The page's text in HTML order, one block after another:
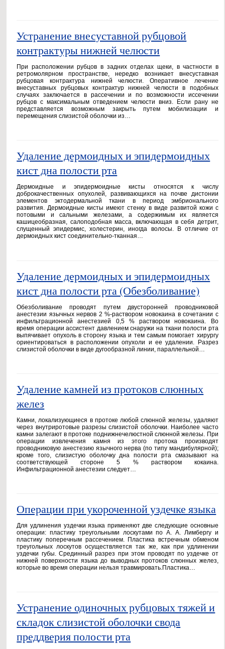
Устранение внесуставной рубцовой
контрактуры нижней челюсти
При расположении рубцов в задних отделах щеки, в частности в
ретромолярном пространстве, нередко возникает внесуставная
рубцовая контрактура нижней челюсти. Оперативное лечение
внесуставных рубцовых контрактур нижней челюсти в подобных
случаях заключается в рассечении и по возможности иссечении
рубцов с максимальным отведением челюсти вниз. Если рану не
представляется возможным закрыть путем мобилизации и
перемещения слизистой оболочки из…
Удаление дермоидных и эпидермоидных
кист дна полости рта
Дермоидные и эпидермоидные кисты относятся к числу
доброкачественных опухолей, развивающихся на почве дистонии
элементов эктодермальной ткани в период эмбрионального
развития. Дермоидные кисты имеют стенку в виде развитой кожи с
потовыми и сальными железами, а содержимым их является
кашицеобразная, салоподобная масса, включающая в себя детрит,
слущенный эпидермис, холестерин, иногда волосы. В отличие от
дермоидных кист соединительно-тканная…
Удаление дермоидных и эпидермоидных
кист дна полости рта (Обезболивание)
Обезболивание проводят путем двусторонней проводниковой
анестезии язычных нервов 2 %-раствором новокаина в сочетании с
инфильтрационной анестезией 0,5 % раствором новокаина. Во
время операции ассистент давлением снаружи на ткани полости рта
выпячивает опухоль в сторону языка и тем самым помогает хирургу
ориентироваться в расположении опухоли и ее удалении. Разрез
слизистой оболочки в виде дугообразной линии, параллельной…
Удаление камней из протоков слюнных
желез
Камни, локализующиеся в протоке любой слюнной железы, удаляют
через внутриротовые разрезы слизистой оболочки. Наиболее часто
камни залегают в протоке поднижнечелюстной слюнной железы. При
операции извлечения камня из этого протока производят
проводниковую анестезию язычного нерва (по типу мандибулярной);
кроме того, слизистую оболочку дна полости рта смазывают на
соответствующей стороне 5 % раствором кокаина.
Инфильтрационной анестезии следует…
Операции при укороченной уздечке языка
Для удлинения уздечки языка применяют две следующие основные
операции: пластику треугольными лоскутами по А. А. Лимбергу и
пластику поперечным рассечением. Пластика встречным обменом
треугольных лоскутов осуществляется так же, как при удлинении
уздечки губы. Срединный разрез при этом проводят по уздечке от
нижней поверхности языка до выводных протоков слюнных желез,
которые во время операции нельзя травмировать.Пластика…
Устранение одиночных рубцовых тяжей и
складок слизистой оболочки свода
преддверия полости рта